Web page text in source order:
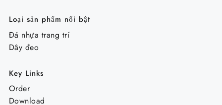
Loại sản phẩm nổi bật
Đá nhựa trang trí
Dây đeo
Key Links
Order
Download